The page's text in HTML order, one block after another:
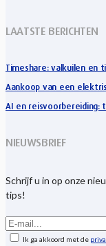
LAATSTE BERICHTEN
Timeshare: valkuilen en
Aankoop van een
AI en reisvoorbereiding:
NIEUWSBRIEF
Schrijf u in op onze
tips!
Ik ga akkoord met de